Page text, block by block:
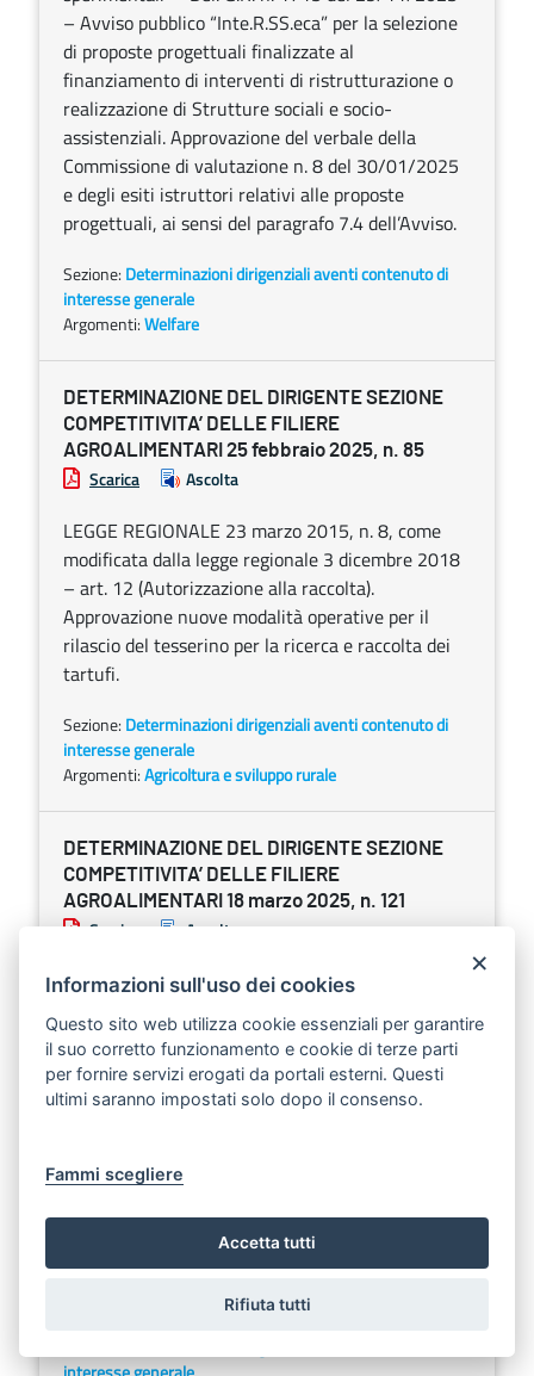
– Avviso pubblico “Inte.R.SS.eca” per la selezione
di proposte progettuali finalizzate al
finanziamento di interventi di ristrutturazione o
realizzazione di Strutture sociali e socio-
assistenziali. Approvazione del verbale della
Commissione di valutazione n. 8 del 30/01/2025
e degli esiti istruttori relativi alle proposte
progettuali, ai sensi del paragrafo 7.4 dell’Avviso.
Sezione: Determinazioni dirigenziali aventi contenuto di
interesse generale
Argomenti:Welfare
DETERMINAZIONE DEL DIRIGENTE SEZIONE
COMPETITIVITA’ DELLE FILIERE
AGROALIMENTARI 25 febbraio 2025, n. 85
Scarica Ascolta
LEGGE REGIONALE 23 marzo 2015, n. 8, come
modificata dalla legge regionale 3 dicembre 2018
– art. 12 (Autorizzazione alla raccolta).
Approvazione nuove modalità operative per il
rilascio del tesserino per la ricerca e raccolta dei
tartufi.
Sezione: Determinazioni dirigenziali aventi contenuto di
interesse generale
Argomenti:Agricoltura e sviluppo rurale
DETERMINAZIONE DEL DIRIGENTE SEZIONE
COMPETITIVITA’ DELLE FILIERE
AGROALIMENTARI 18 marzo 2025, n. 121
Scarica Ascolta
Reg. (UE) n.2021/2115, art. 58 comma 1 lettera a)
- Intervento “Ristrutturazione e riconversione
vigneti” - D.M. 16 dicembre 2022 n. 646643 e
ss.mm.ii. Disposizioni regionali di attuazione a
valere sulle risorse finanziarie afferenti alla
28/05/2024 e ss.mm.ii.. Graduatoria regionale di
ammissibilità approvata con Determinazione n.
155/DIR/2025/00062 del 11/02/2025.
Ammissione a finanziamento delle domande di
×
Informazioni sull'uso dei cookies
Questo sito web utilizza cookie essenziali per garantire
il suo corretto funzionamento e cookie di terze parti
per fornire servizi erogati da portali esterni. Questi
ultimi saranno impostati solo dopo il consenso.
Fammi scegliere
Accetta tutti
Rifiuta tutti